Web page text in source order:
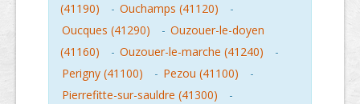
(41190)
- Ouchamps (41120)
-
Oucques (41290)
- Ouzouer-le-doyen
(41160)
- Ouzouer-le-marche (41240)
-
Perigny (41100)
- Pezou (41100)
-
Pierrefitte-sur-sauldre (41300)
-